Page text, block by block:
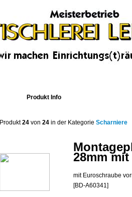
Produkt Info
Produkt24 von24 in der KategorieScharniere
28mm
mit Euroschraube
[BD-A60341]